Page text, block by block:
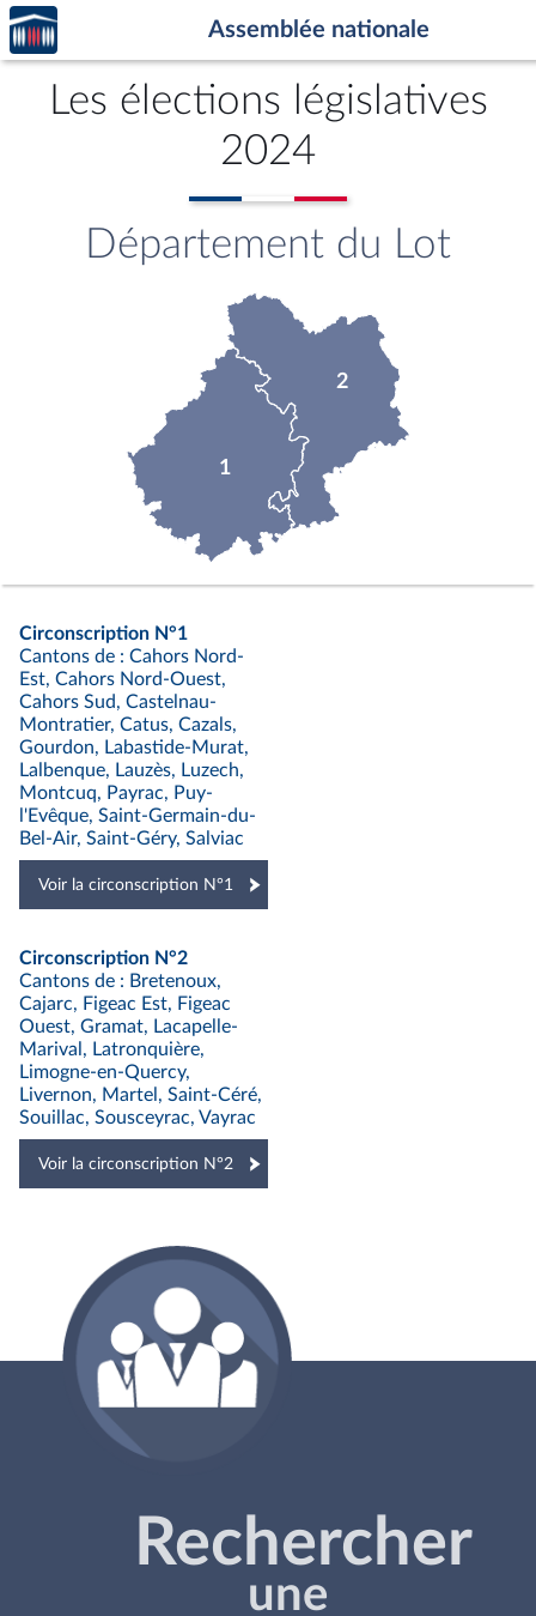
Aller au contenu
Aller en bas de la page
Accèder
à la
page
d'accueil
Assemblée nationale
Les élections législatives
2024
Département du Lot
1
2
Circonscription N°1
Cantons de : Cahors Nord-
Est, Cahors Nord-Ouest,
Cahors Sud, Castelnau-
Montratier, Catus, Cazals,
Gourdon, Labastide-Murat,
Lalbenque, Lauzès, Luzech,
Montcuq, Payrac, Puy-
l'Evêque, Saint-Germain-du-
Bel-Air, Saint-Géry, Salviac
Voir la circonscription N°1
Circonscription N°2
Cantons de : Bretenoux,
Cajarc, Figeac Est, Figeac
Ouest, Gramat, Lacapelle-
Marival, Latronquière,
Limogne-en-Quercy,
Livernon, Martel, Saint-Céré,
Souillac, Sousceyrac, Vayrac
Voir la circonscription N°2
Rechercher
une